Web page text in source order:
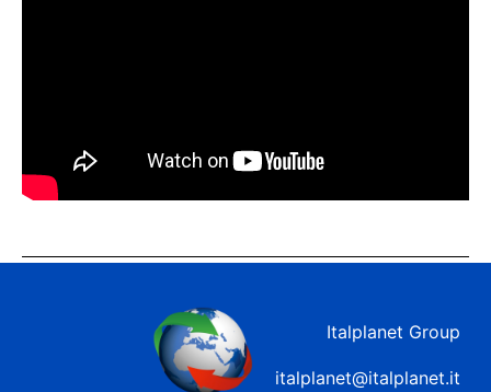
Italplanet Group
italplanet@italplanet.it